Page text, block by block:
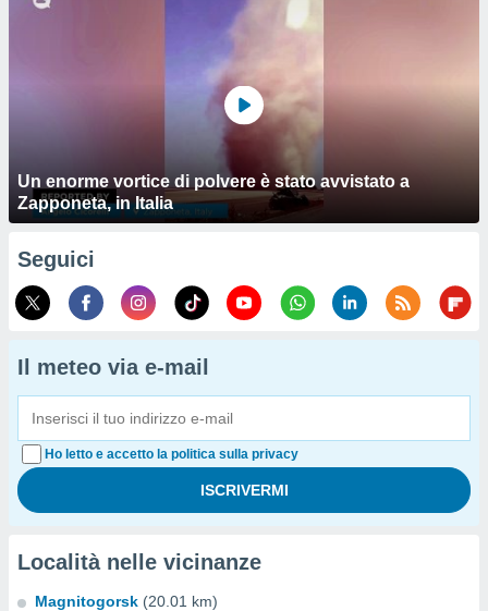
Un enorme vortice di polvere è stato avvistato a
Zapponeta, in Italia
Seguici
Il meteo via e-mail
Ho letto e accetto la politica sulla privacy
Località nelle vicinanze
Magnitogorsk (20.01 km)